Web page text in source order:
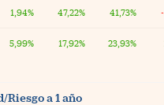
1,94% 47,22% 41,73%
5,99% 17,92% 23,93%
a 1 año